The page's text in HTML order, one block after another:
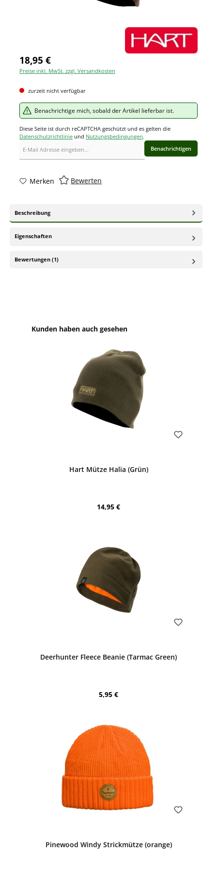
18,95 €
Preise inkl. MwSt. zzgl. Versandkosten
zurzeit nicht verfügbar
Benachrichtige mich, sobald der Artikel lieferbar ist.
Diese Seite ist durch reCAPTCHA geschützt und es gelten die
Datenschutzrichtlinie und Nutzungsbedingungen.
Benachrichtigen
Merken Bewerten
Beschreibung
Eigenschaften
Bewertungen (1)
Produktgalerie überspringen
Kunden haben auch gesehen
Hart Mütze Halia (Grün)
Regulärer Preis:
14,95 €
Deerhunter Fleece Beanie (Tarmac Green)
Regulärer Preis:
5,95 €
Pinewood Windy Strickmütze (orange)